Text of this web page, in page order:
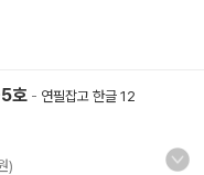
호 - 연필잡고 한글 12
)